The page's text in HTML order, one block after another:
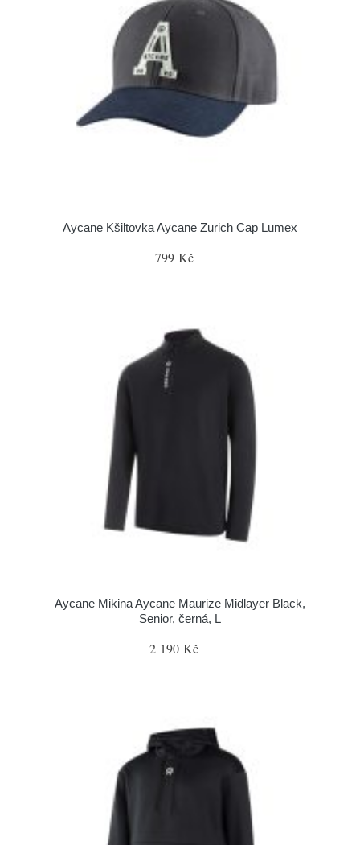
Aycane Kšiltovka Aycane Zurich Cap Lumex
799 Kč
Aycane Mikina Aycane Maurize Midlayer Black,
Senior, černá, L
2 190 Kč